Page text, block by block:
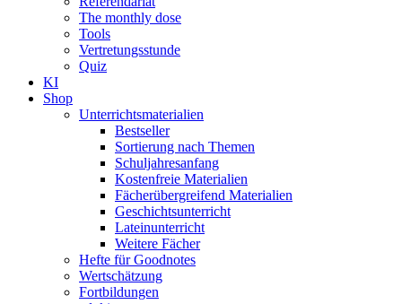
The monthly dose
Tools
Vertretungsstunde
Quiz
KI
Shop
Unterrichtsmaterialien
Bestseller
Sortierung nach Themen
Schuljahresanfang
Kostenfreie Materialien
Fächerübergreifend Materialien
Geschichtsunterricht
Lateinunterricht
Weitere Fächer
Hefte für Goodnotes
Wertschätzung
Fortbildungen